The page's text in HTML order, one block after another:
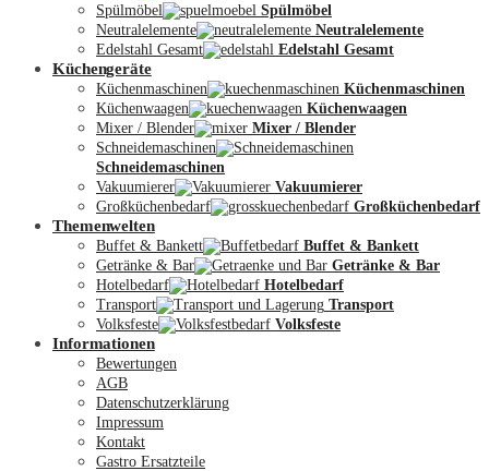
Mein Konto
Spülmöbel
Spülmöbel
Neutralelemente
Neutralelemente
Edelstahl Gesamt
Edelstahl Gesamt
Küchengeräte
Küchenmaschinen
Küchenmaschinen
Küchenwaagen
Küchenwaagen
Mixer / Blender
Mixer / Blender
Schneidemaschinen
Schneidemaschinen
Vakuumierer
Vakuumierer
Großküchenbedarf
Großküchenbedarf
Themenwelten
Buffet & Bankett
Buffet & Bankett
Getränke & Bar
Getränke & Bar
Hotelbedarf
Hotelbedarf
Transport
Transport
Volksfeste
Volksfeste
Informationen
Bewertungen
AGB
Datenschutzerklärung
Impressum
Kontakt
Gastro Ersatzteile